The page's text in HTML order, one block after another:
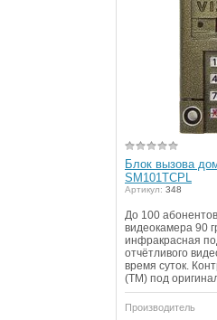
Блок вызова
SM101TCPL
Артикул: 348
До 100
видеокамера 90
инфракрасная
отчётливого
время суток.
(ТМ) под
Производитель